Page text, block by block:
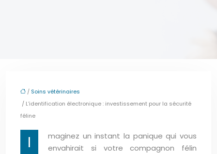
/ Soins vétérinaires
/ L’identification électronique : investissement pour la sécurité
féline
I
maginez un instant la panique qui vous
envahirait si votre compagnon félin